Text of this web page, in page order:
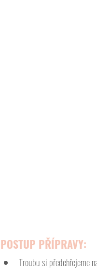
POSTUP PŘÍPRAVY:
Troubu si předehřejeme